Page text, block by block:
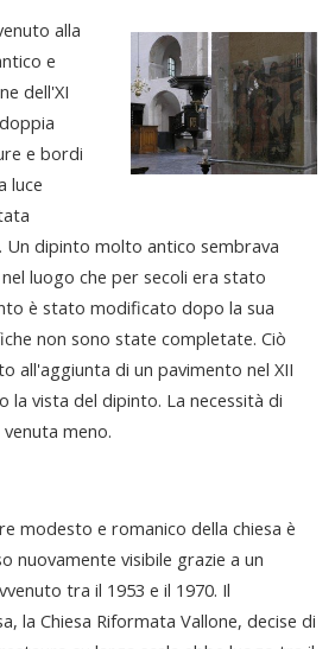
alla
e
dell'XI
e bordi
luce
Un dipinto molto antico sembrava
luogo che per secoli era stato
è stato modificato dopo la sua
non sono state completate. Ciò
all'aggiunta di un pavimento nel XII
la vista del dipinto. La necessità di
meno.
modesto e romanico della chiesa è
nuovamente visibile grazie a un
tra il 1953 e il 1970. Il
la Chiesa Riformata Vallone, decise di